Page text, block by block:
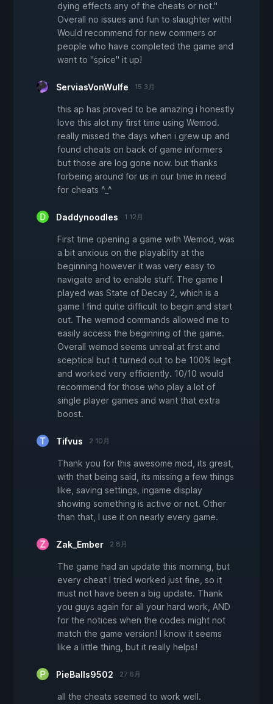
dying effects any of the cheats or not."
Overall no issues and fun to slaughter with!
Would recommend for new commers or
people who have completed the game and
want to "spice" it up!
ServiasVonWulfe 15 3月
this ap has proved to be amazing i honestly
love this alot my first time using Wemod.
really missed the days when i grew up and
found cheats on back of game informers
but those are log gone now. but thanks
forbeing around for us in our time in need
for cheats ^_^
Daddynoodles 1 12月
First time opening a game with Wemod, was
a bit anxious on the playablity at the
beginning however it was very easy to
navigate and to enable stuff. The game I
played was State of Decay 2, which is a
game I find quite difficult to begin and start
out. The wemod commands allowed me to
easily access the beginning of the game.
Overall wemod seems unreal at first and
sceptical but it turned out to be 100% legit
and worked very efficiently. 10/10 would
recommend for those who play a lot of
single player games and want that extra
boost.
Tifvus 2 10月
Thank you for this awesome mod, its great,
with that being said, its missing a few things
like, saving settings, ingame display
showing something is active or not. Other
than that, I use it on nearly every game.
Zak_Ember 2 8月
The game had an update this morning, but
every cheat I tried worked just fine, so it
must not have been a big update. Thank
you guys again for all your hard work, AND
for the notices when the codes might not
match the game version! I know it seems
like a little thing, but it really helps!
PieBalls9502 27 6月
all the cheats seemed to work well.